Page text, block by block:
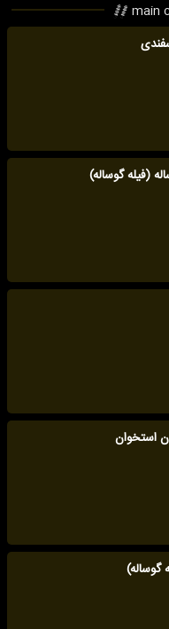
(فیله گوساله)
استخوان
گوساله)